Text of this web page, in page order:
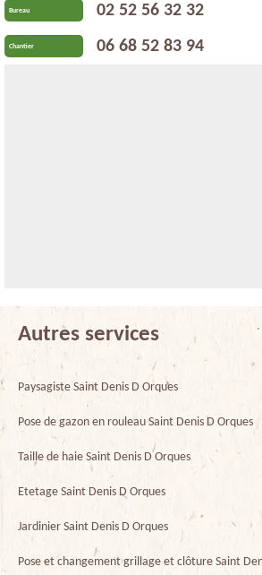
Bureau 02 52 56 32 32
Chantier 06 68 52 83 94
Autres services
Paysagiste Saint Denis D Orques
Pose de gazon en rouleau Saint Denis D Orques
Taille de haie Saint Denis D Orques
Etetage Saint Denis D Orques
Jardinier Saint Denis D Orques
Pose et changement grillage et clôture Saint